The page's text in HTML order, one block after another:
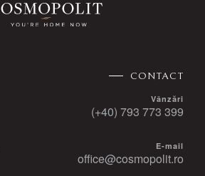
CONTACT
Vânzări
(+40) 793 773 399
E-mail
office@cosmopolit.ro